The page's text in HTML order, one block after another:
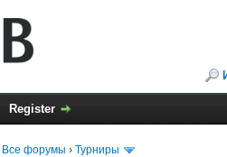
Register
Все форумы › Турниры